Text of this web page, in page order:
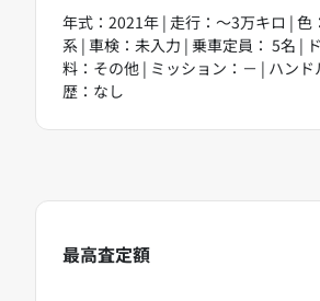
年式：2021年 | 走行：～3万キロ | 色
系 | 車検：未入力 | 乗車定員： 5名 |
料：その他 | ミッション：－ | ハンド
歴：なし
最高査定額